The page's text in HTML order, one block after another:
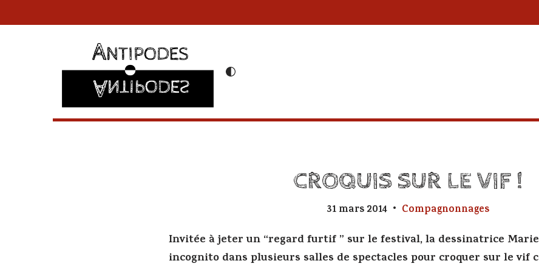
CROQUIS SUR LE VIF !
31 mars 2014 Compagnonnages
Invitée à jeter un “regard furtif ” sur le festival, la dessinatrice
incognito dans plusieurs salles de spectacles pour croquer sur le vif